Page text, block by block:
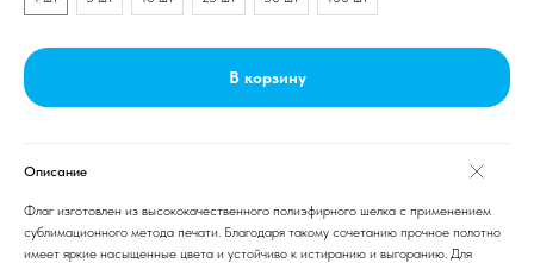
В корзину
Описание
Флаг изготовлен из высококачественного полиэфирного шелка с применением
сублимационного метода печати. Благодаря такому сочетанию прочное полотно
имеет яркие насыщенные цвета и устойчиво к истиранию и выгоранию. Для